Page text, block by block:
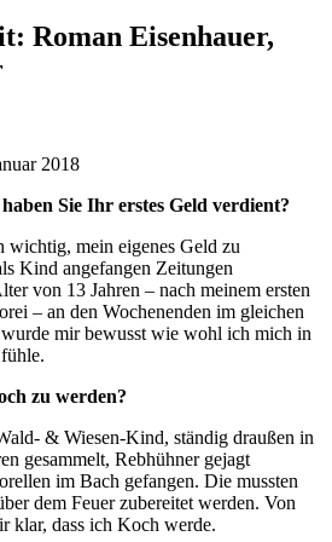
Roman Eisenhauer,
2018
Sie Ihr erstes Geld verdient?
wichtig, mein eigenes Geld zu
Kind angefangen Zeitungen
von 13 Jahren – nach meinem ersten
– an den Wochenenden im gleichen
mir bewusst wie wohl ich mich in
zu werden?
& Wiesen-Kind, ständig draußen in
gesammelt, Rebhühner gejagt
im Bach gefangen. Die mussten
dem Feuer zubereitet werden. Von
klar, dass ich Koch werde.